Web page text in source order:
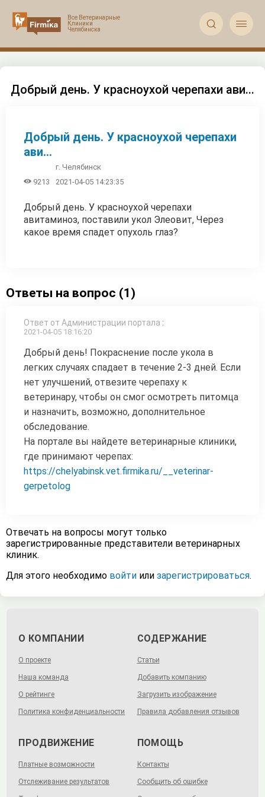
 
Добрый день. У красноухой черепахи ави...
Добрый день. У красноухой черепахи
ави...
г. Челябинск
 9213 2021-04-05 14:23:35
Добрый день. У красноухой черепахи
авитаминоз, поставили укол Элеовит, Через
какое время спадет опухоль глаз?
Ответы на вопрос (1)
Ответ от Администрации портала :
2021-04-05 18:16:20
Добрый день! Покраснение после укола в
легких случаях спадает в течение 2-3 дней. Если
нет улучшений, отвезите черепаху к
ветеринару, чтобы он смог осмотреть питомца
и назначить, возможно, дополнительное
обследование.
На портале вы найдете ветеринарные клиники,
где принимают черепах:
https://chelyabinsk.vet.firmika.ru/__veterinar-
gerpetolog
Отвечать на вопросы могут только
зарегистрированные представители ветеринарных
клиник.
Для этого необходимо войти или зарегистрироваться.
О КОМПАНИИ
О проекте
Наша команда
О рейтинге
Политика конфиденциальности
СОДЕРЖАНИЕ
Статьи
Добавить компанию
Загрузить изображение
Правила добавления отзывов
ПРОДВИЖЕНИЕ
Платные возможности
Отслеживание результатов
ПОМОЩЬ
Контакты
Сообщить об ошибке